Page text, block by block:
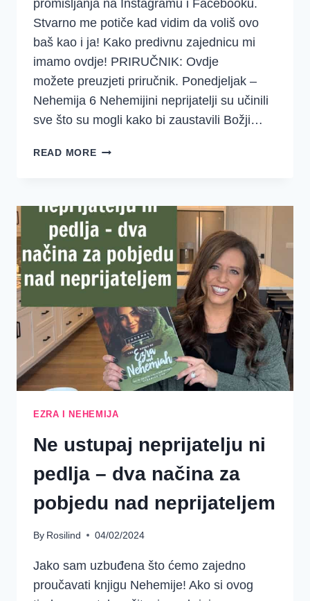
promišljanja na Instagramu i Facebooku.
Stvarno me potiče kad vidim da voliš ovo
baš kao i ja! Kako predivnu zajednicu mi
imamo ovdje! PRIRUČNIK: Ovdje
možete preuzjeti priručnik. Ponedjeljak –
Nehemija 6 Nehemijini neprijatelji su učinili
sve što su mogli kako bi zaustavili Božji…
READ MOREDOBRO
SREDSTVA
–
I
NEHEMIJA
4.
TJEDAN
EZRA I NEHEMIJA
Ne ustupaj neprijatelju ni
pedlja – dva načina za
pobjedu nad neprijateljem
By Rosilind 04/02/2024
Jako sam uzbuđena što ćemo zajedno
proučavati knjigu Nehemije! Ako si ovog